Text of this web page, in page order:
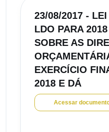
23/08/2017 - LEI
LDO PARA
SOBRE AS
EXERCÍCIO
2018 E DÁ
Acessar